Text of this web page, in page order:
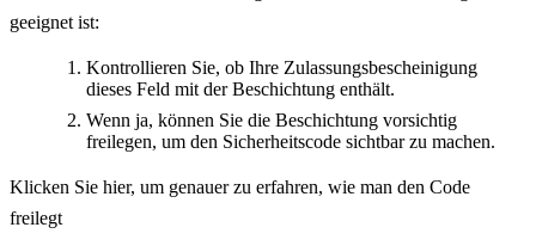
geeignet ist:
Kontrollieren Sie, ob Ihre Zulassungsbescheinigung
dieses Feld mit der Beschichtung enthält.
Wenn ja, können Sie die Beschichtung vorsichtig
freilegen, um den Sicherheitscode sichtbar zu machen.
Klicken Sie hier, um genauer zu erfahren, wie man den Code
freilegt